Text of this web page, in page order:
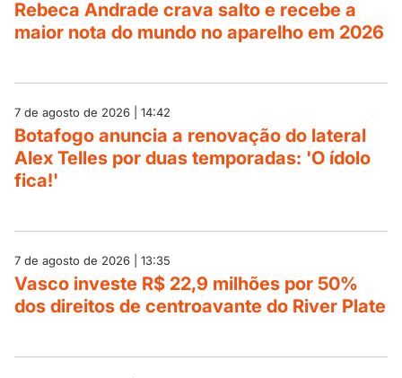
Rebeca Andrade crava salto e recebe a
maior nota do mundo no aparelho em 2026
7 de agosto de 2026 | 14:42
Botafogo anuncia a renovação do lateral
Alex Telles por duas temporadas: 'O ídolo
fica!'
7 de agosto de 2026 | 13:35
Vasco investe R$ 22,9 milhões por 50%
dos direitos de centroavante do River Plate